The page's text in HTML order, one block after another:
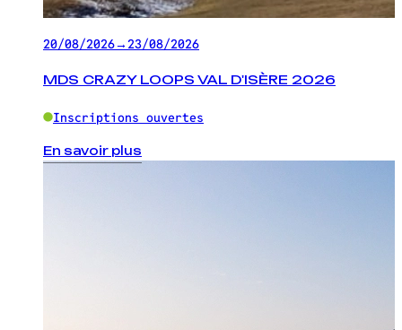
20/08/2026→23/08/2026
MDS CRAZY LOOPS VAL D'ISÈRE 2026
Inscriptions ouvertes
En savoir plus